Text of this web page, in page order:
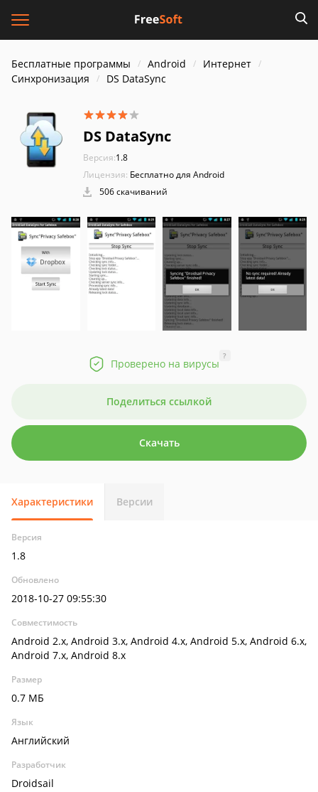
Бесплатные программы Android
Интернет
Синхронизация
DS DataSync
DS DataSync
Версия:1.8
Лицензия: Бесплатно для Android
506 скачиваний
Проверено на вирусы
?
Поделиться ссылкой
Скачать
Характеристики Версии
Версия
1.8
Обновлено
2018-10-27 09:55:30
Совместимость
Android 2.x, Android 3.x, Android 4.x, Android 5.x, Android 6.x,
Android 7.x, Android 8.x
Размер
0.7 МБ
Язык
Английский
Разработчик
Droidsail